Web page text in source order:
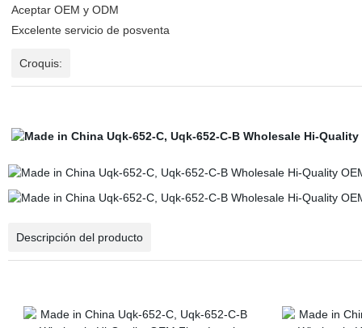
Aceptar OEM y ODM
Excelente servicio de posventa
Croquis:
Descripción del producto